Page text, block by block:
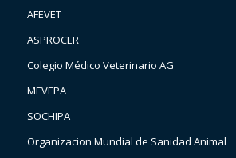
AFEVET
ASPROCER
Colegio Médico Veterinario AG
MEVEPA
SOCHIPA
Organizacion Mundial de Sanidad Animal